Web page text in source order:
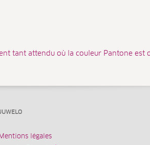
tant attendu où la couleur Pantone est
Mentions légales